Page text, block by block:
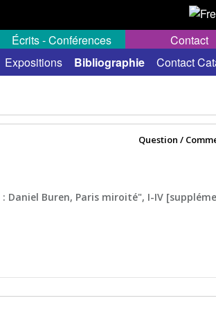
Expositions Bibliographie Contact
Écrits - Conférences Contact
Question /
Daniel Buren, Paris miroité", I-IV